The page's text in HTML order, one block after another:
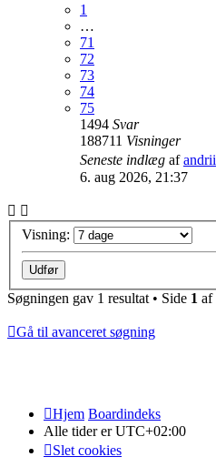
1
…
71
72
73
74
75
1494 Svar
188711 Visninger
Seneste indlæg afandrii
6. aug 2026, 21:37
Visning:
Søgningen gav 1 resultat • Side 1 af
Gå til avanceret søgning
Hjem Boardindeks
Alle tider erUTC+02:00
Slet cookies